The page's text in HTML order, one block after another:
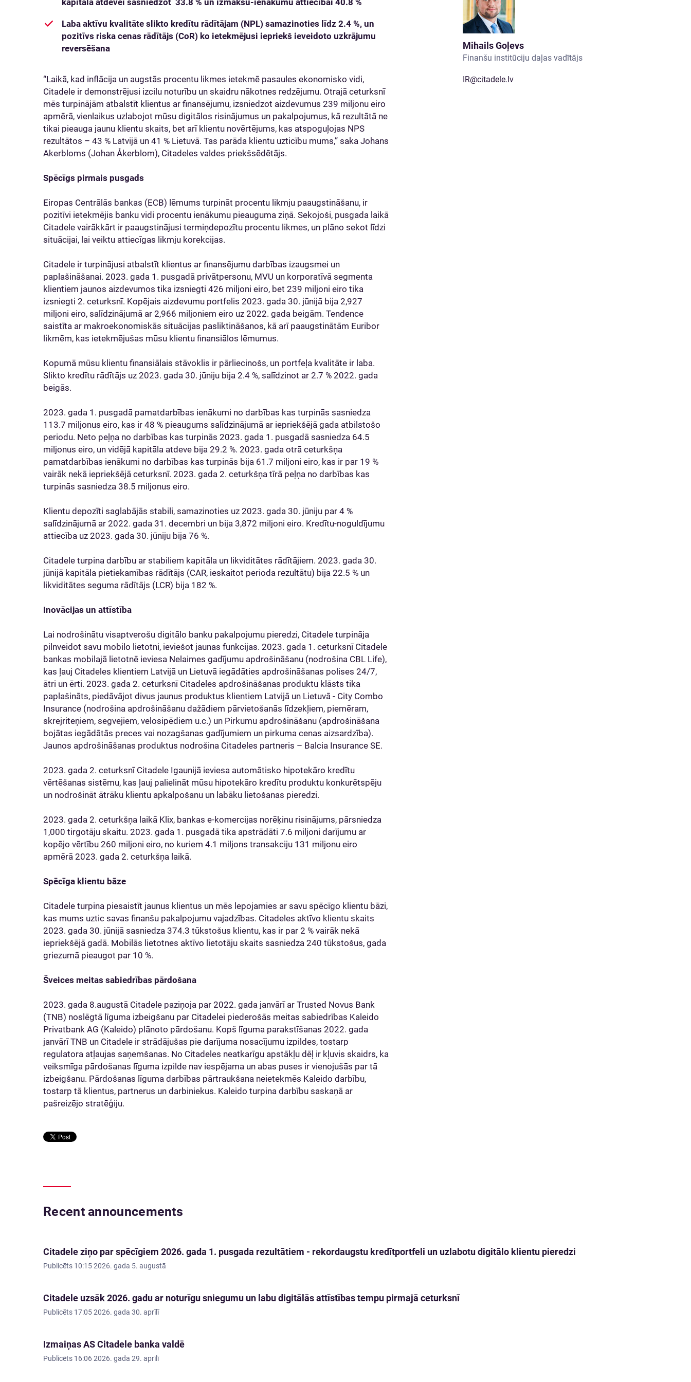
kapitāla atdevei sasniedzot 33.8 % un izmaksu-ienākumu attiecībai 40.8 %
Laba aktīvu kvalitāte slikto kredītu rādītājam (NPL) samazinoties līdz 2.4 %, un
pozitīvs riska cenas rādītājs (CoR) ko ietekmējusi iepriekš ieveidoto uzkrājumu
reversēšana
“Laikā, kad inflācija un augstās procentu likmes ietekmē pasaules ekonomisko vidi,
Citadele ir demonstrējusi izcilu noturību un skaidru nākotnes redzējumu. Otrajā ceturksnī
mēs turpinājām atbalstīt klientus ar finansējumu, izsniedzot aizdevumus 239 miljonu eiro
apmērā, vienlaikus uzlabojot mūsu digitālos risinājumus un pakalpojumus, kā rezultātā ne
tikai pieauga jaunu klientu skaits, bet arī klientu novērtējums, kas atspoguļojas NPS
rezultātos – 43 % Latvijā un 41 % Lietuvā. Tas parāda klientu uzticību mums,” saka Johans
Akerbloms (Johan Åkerblom), Citadeles valdes priekšsēdētājs.
Spēcīgs pirmais pusgads
Eiropas Centrālās bankas (ECB) lēmums turpināt procentu likmju paaugstināšanu, ir
pozitīvi ietekmējis banku vidi procentu ienākumu pieauguma ziņā. Sekojoši, pusgada laikā
Citadele vairākkārt ir paaugstinājusi termiņdepozītu procentu likmes, un plāno sekot līdzi
situācijai, lai veiktu attiecīgas likmju korekcijas.
Citadele ir turpinājusi atbalstīt klientus ar finansējumu darbības izaugsmei un
paplašināšanai. 2023. gada 1. pusgadā privātpersonu, MVU un korporatīvā segmenta
klientiem jaunos aizdevumos tika izsniegti 426 miljoni eiro, bet 239 miljoni eiro tika
izsniegti 2. ceturksnī. Kopējais aizdevumu portfelis 2023. gada 30. jūnijā bija 2,927
miljoni eiro, salīdzinājumā ar 2,966 miljoniem eiro uz 2022. gada beigām. Tendence
saistīta ar makroekonomiskās situācijas pasliktināšanos, kā arī paaugstinātām Euribor
likmēm, kas ietekmējušas mūsu klientu finansiālos lēmumus.
Kopumā mūsu klientu finansiālais stāvoklis ir pārliecinošs, un portfeļa kvalitāte ir laba.
Slikto kredītu rādītājs uz 2023. gada 30. jūniju bija 2.4 %, salīdzinot ar 2.7 % 2022. gada
beigās.
2023. gada 1. pusgadā pamatdarbības ienākumi no darbības kas turpinās sasniedza
113.7 miljonus eiro, kas ir 48 % pieaugums salīdzinājumā ar iepriekšējā gada atbilstošo
periodu. Neto peļņa no darbības kas turpinās 2023. gada 1. pusgadā sasniedza 64.5
miljonus eiro, un vidējā kapitāla atdeve bija 29.2 %. 2023. gada otrā ceturkšņa
pamatdarbības ienākumi no darbības kas turpinās bija 61.7 miljoni eiro, kas ir par 19 %
vairāk nekā iepriekšējā ceturksnī. 2023. gada 2. ceturkšņa tīrā peļņa no darbības kas
turpinās sasniedza 38.5 miljonus eiro.
Klientu depozīti saglabājās stabili, samazinoties uz 2023. gada 30. jūniju par 4 %
salīdzinājumā ar 2022. gada 31. decembri un bija 3,872 miljoni eiro. Kredītu-noguldījumu
attiecība uz 2023. gada 30. jūniju bija 76 %.
Citadele turpina darbību ar stabiliem kapitāla un likviditātes rādītājiem. 2023. gada 30.
jūnijā kapitāla pietiekamības rādītājs (CAR, ieskaitot perioda rezultātu) bija 22.5 % un
likviditātes seguma rādītājs (LCR) bija 182 %.
Inovācijas un attīstība
Lai nodrošinātu visaptverošu digitālo banku pakalpojumu pieredzi, Citadele turpināja
pilnveidot savu mobilo lietotni, ieviešot jaunas funkcijas. 2023. gada 1. ceturksnī Citadele
bankas mobilajā lietotnē ieviesa Nelaimes gadījumu apdrošināšanu (nodrošina CBL Life),
kas ļauj Citadeles klientiem Latvijā un Lietuvā iegādāties apdrošināšanas polises 24/7,
ātri un ērti. 2023. gada 2. ceturksnī Citadeles apdrošināšanas produktu klāsts tika
paplašināts, piedāvājot divus jaunus produktus klientiem Latvijā un Lietuvā - City Combo
Insurance (nodrošina apdrošināšanu dažādiem pārvietošanās līdzekļiem, piemēram,
skrejriteņiem, segvejiem, velosipēdiem u.c.) un Pirkumu apdrošināšanu (apdrošināšana
bojātas iegādātās preces vai nozagšanas gadījumiem un pirkuma cenas aizsardzība).
Jaunos apdrošināšanas produktus nodrošina Citadeles partneris – Balcia Insurance SE.
2023. gada 2. ceturksnī Citadele Igaunijā ieviesa automātisko hipotekāro kredītu
vērtēšanas sistēmu, kas ļauj palielināt mūsu hipotekāro kredītu produktu konkurētspēju
un nodrošināt ātrāku klientu apkalpošanu un labāku lietošanas pieredzi.
2023. gada 2. ceturkšņa laikā Klix, bankas e-komercijas norēķinu risinājums, pārsniedza
1,000 tirgotāju skaitu. 2023. gada 1. pusgadā tika apstrādāti 7.6 miljoni darījumu ar
kopējo vērtību 260 miljoni eiro, no kuriem 4.1 miljons transakciju 131 miljonu eiro
apmērā 2023. gada 2. ceturkšņa laikā.
Spēcīga klientu bāze
Citadele turpina piesaistīt jaunus klientus un mēs lepojamies ar savu spēcīgo klientu bāzi,
kas mums uztic savas finanšu pakalpojumu vajadzības. Citadeles aktīvo klientu skaits
2023. gada 30. jūnijā sasniedza 374.3 tūkstošus klientu, kas ir par 2 % vairāk nekā
iepriekšējā gadā. Mobilās lietotnes aktīvo lietotāju skaits sasniedza 240 tūkstošus, gada
griezumā pieaugot par 10 %.
Šveices meitas sabiedrības pārdošana
2023. gada 8.augustā Citadele paziņoja par 2022. gada janvārī ar Trusted Novus Bank
(TNB) noslēgtā līguma izbeigšanu par Citadelei piederošās meitas sabiedrības Kaleido
Privatbank AG (Kaleido) plānoto pārdošanu. Kopš līguma parakstīšanas 2022. gada
janvārī TNB un Citadele ir strādājušas pie darījuma nosacījumu izpildes, tostarp
regulatora atļaujas saņemšanas. No Citadeles neatkarīgu apstākļu dēļ ir kļuvis skaidrs, ka
veiksmīga pārdošanas līguma izpilde nav iespējama un abas puses ir vienojušās par tā
izbeigšanu. Pārdošanas līguma darbības pārtraukšana neietekmēs Kaleido darbību,
tostarp tā klientus, partnerus un darbiniekus. Kaleido turpina darbību saskaņā ar
pašreizējo stratēģiju.
Mihails Goļevs
Finanšu institūciju daļas vadītājs
IR@citadele.lv
Recent announcements
Citadele ziņo par spēcīgiem 2026. gada 1. pusgada rezultātiem - rekordaugstu kredītportfeli un uzlabotu digitālo klientu pieredzi
Publicēts 10:15 2026. gada 5. augustā
Citadele uzsāk 2026. gadu ar noturīgu sniegumu un labu digitālās attīstības tempu pirmajā ceturksnī
Publicēts 17:05 2026. gada 30. aprīlī
Izmaiņas AS Citadele banka valdē
Publicēts 16:06 2026. gada 29. aprīlī